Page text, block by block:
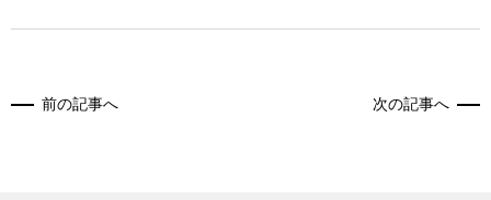
前の記事へ 次の記事へ